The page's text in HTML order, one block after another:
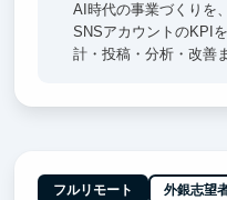
AI時代の事業づくりを
SNSアカウントのKPI
計・投稿・分析・改善
フルリモート 外銀志望